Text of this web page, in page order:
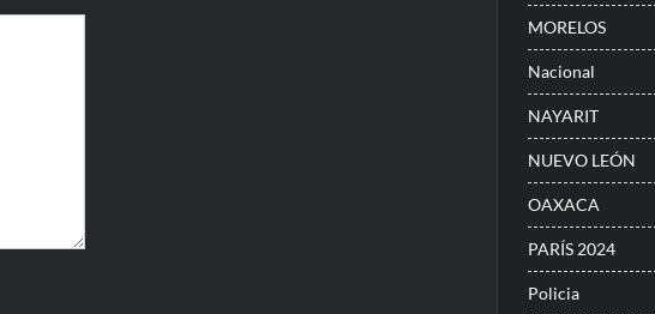
MORELOS
Nacional
NAYARIT
NUEVO LEÓN
OAXACA
PARÍS 2024
Policia